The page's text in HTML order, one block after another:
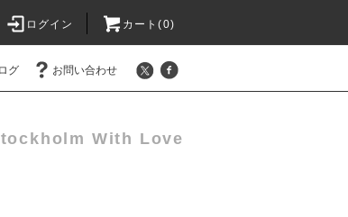
ログイン カート(0)
グ お問い合わせ
With Love